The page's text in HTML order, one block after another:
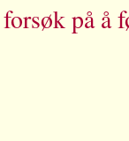
forsøk på å